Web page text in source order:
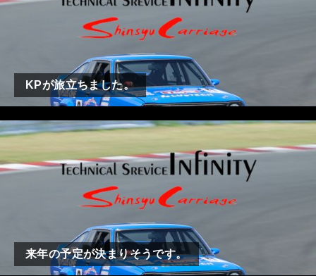
KPが旅立ちました。
来年の予定が決まりそうです。